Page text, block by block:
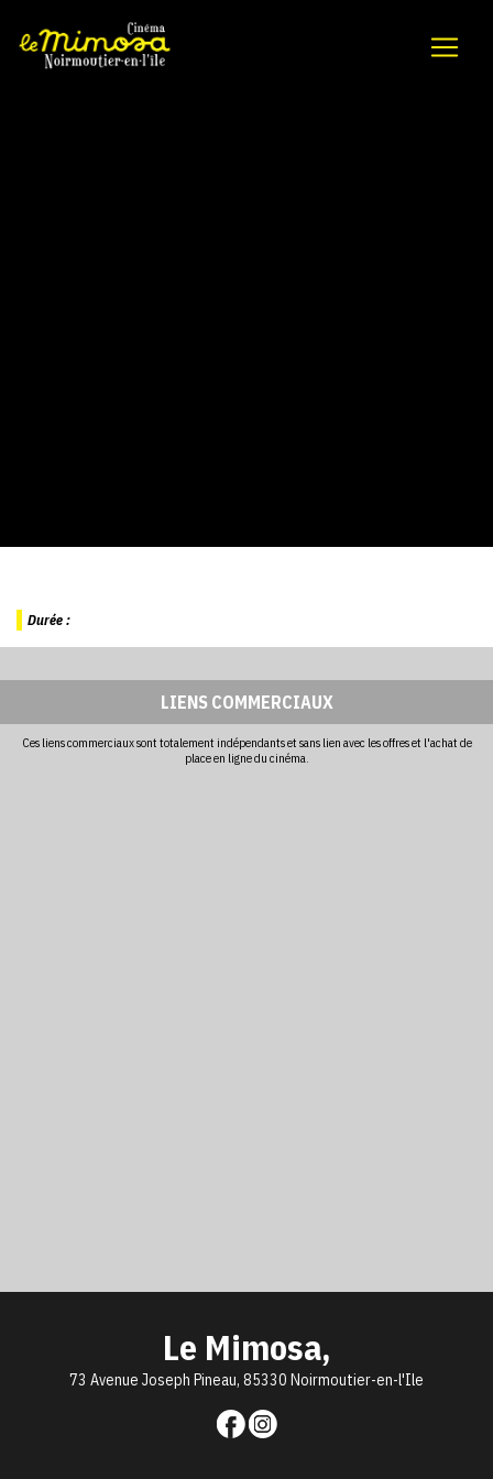
Durée :
LIENS COMMERCIAUX
Ces liens commerciaux sont totalement indépendants et sans lien avec les offres et l'achat de
place en ligne du cinéma.
Le Mimosa,
73 Avenue Joseph Pineau, 85330 Noirmoutier-en-l'Ile